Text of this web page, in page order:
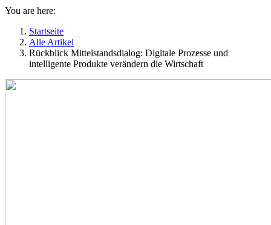
You are here:
Startseite
Alle Artikel
Rückblick Mittelstandsdialog: Digitale Prozesse und
intelligente Produkte verändern die Wirtschaft